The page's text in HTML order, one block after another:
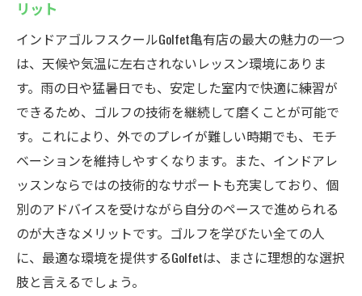
リット
インドアゴルフスクールGolfet亀有店の最大の魅力の一つ
は、天候や気温に左右されないレッスン環境にありま
す。雨の日や猛暑日でも、安定した室内で快適に練習が
できるため、ゴルフの技術を継続して磨くことが可能で
す。これにより、外でのプレイが難しい時期でも、モチ
ベーションを維持しやすくなります。また、インドアレ
ッスンならではの技術的なサポートも充実しており、個
別のアドバイスを受けながら自分のペースで進められる
のが大きなメリットです。ゴルフを学びたい全ての人
に、最適な環境を提供するGolfetは、まさに理想的な選択
肢と言えるでしょう。